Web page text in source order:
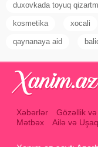
duxovkada toyuq
kosmetika xocali
qaynanaya aid
Xəbərlər Gözəllik
Mətbəx
Ailə və Uşaq